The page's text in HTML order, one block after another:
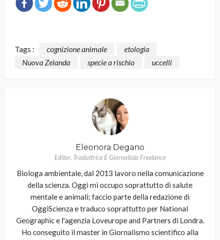
Tags : cognizione animale
etologia
Nuova Zelanda
specie a rischio uccelli
Eleonora Degano
Editor, Traduttrice E Giornalista Freelance
Biologa ambientale, dal 2013 lavoro nella comunicazione
della scienza. Oggi mi occupo soprattutto di salute
mentale e animali; faccio parte della redazione di
OggiScienza e traduco soprattutto per National
Geographic e l'agenzia Loveurope and Partners di Londra.
Ho conseguito il master in Giornalismo scientifico alla